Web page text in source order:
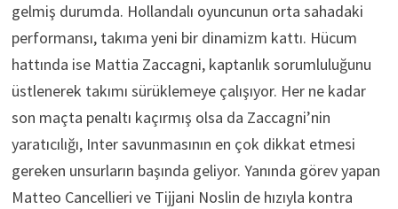
gelmiş durumda. Hollandalı oyuncunun orta sahadaki
performansı, takıma yeni bir dinamizm kattı. Hücum
hattında ise Mattia Zaccagni, kaptanlık sorumluluğunu
üstlenerek takımı sürüklemeye çalışıyor. Her ne kadar
son maçta penaltı kaçırmış olsa da Zaccagni’nin
yaratıcılığı, Inter savunmasının en çok dikkat etmesi
gereken unsurların başında geliyor. Yanında görev yapan
Matteo Cancellieri ve Tijjani Noslin de hızıyla kontra